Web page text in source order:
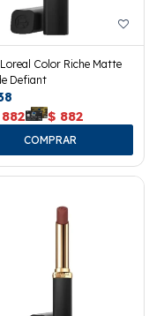
Color Riche Matte
Defiant
882 $ 882